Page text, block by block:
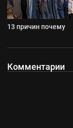
13 причин почему
Комментарии